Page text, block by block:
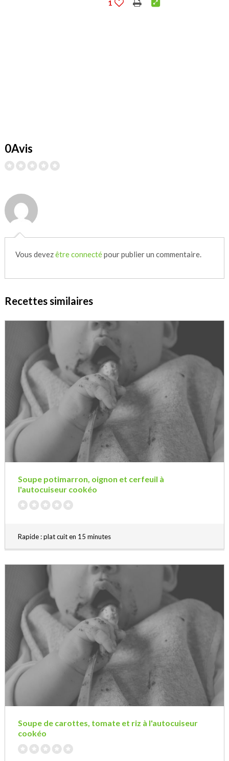
1
0Avis
Vous devezêtre connectépour publier un commentaire.
Recettes similaires
Soupe potimarron, oignon et cerfeuil à
l'autocuiseur cookéo
Rapide : plat cuit en 15 minutes
Soupe de carottes, tomate et riz à l'autocuiseur
cookéo